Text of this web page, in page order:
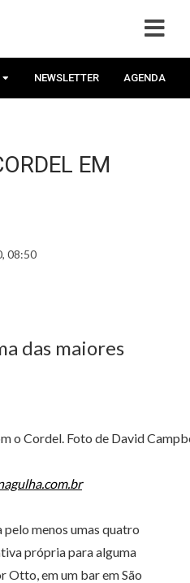
NEWSLETTER AGENDA
EM
08:50
das maiores
o Cordel. Foto de David
pelo menos umas quatro
própria para alguma
Otto, em um bar em São